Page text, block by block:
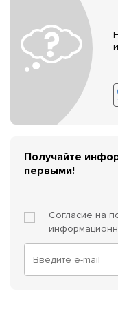
Получайте
первыми!
Согласие на